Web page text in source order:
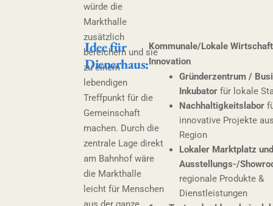
würde die
Markthalle
zusätzlich
bereichern und sie
zu einem
lebendigen
Treffpunkt für die
Gemeinschaft
machen. Durch die
zentrale Lage direkt
am Bahnhof wäre
die Markthalle
leicht für Menschen
Idee für
Dienerhaus:
Kommunale/Lokale
Innovation
Gründerzentrum /
Inkubatorfür lokale
Nachhaltigkeitslabor
innovative Projekte
Region
Lokaler Marktplatz und
Ausstellungs-/
regionale Produkte &
Dienstleistungen